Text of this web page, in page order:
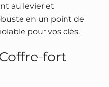
au levier et
en un point de
pour vos clés.
fort